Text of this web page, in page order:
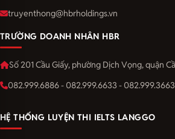
truyenthong@hbrholdings.vn
TRƯỜNG DOANH NHÂN HBR
Số 201 Cầu Giấy, phường Dịch Vọng, quận
082.999.6886 - 082.999.6633 - 082.999.3663
HỆ THỐNG LUYỆN THI IELTS LANGGO